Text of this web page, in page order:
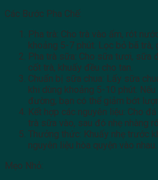
Các Bước Pha Chế:
Pha trà: Cho trà vào ấm, rót
khoảng 5-7 phút. Lọc bỏ bã
Pha trà sữa: Cho sữa tươi, sữa
cốt trà, khuấy đều cho tan.
Chuẩn bị sữa chua: Lấy sữa
khi dùng khoảng 5-10 phút.
đường, bạn có thể giảm bớt
Kết hợp các nguyên liệu: Cho
trà sữa vào, sau đó nhẹ nhàng
Thưởng thức: Khuấy nhẹ trước
nguyên liệu hòa quyện vào nhau.
Mẹo Nhỏ: